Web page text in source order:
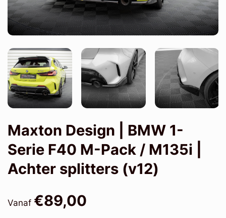
Maxton Design | BMW 1-
Serie F40 M-Pack / M135i |
Achter splitters (v12)
Vanaf €89,00